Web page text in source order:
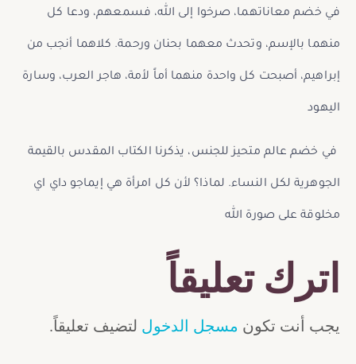
في خضم معاناتهما، صرخوا إلى الله، فسمعهم، ودعا كل
منهما بالإسم، وتحدث معهما بحنان ورحمة. كلاهما أنجب من
إبراهيم، أصبحت كل واحدة منهما أماً لأمة، هاجر العرب، وسارة
اليهود
في خضم عالم متحيز للجنس، يذكرنا الكتاب المقدس بالقيمة
الجوهرية لكل النساء. لماذا؟ لأن كل امرأة هي إيماجو داي اي
مخلوقة على صورة الله
اترك تعليقاً
يجب أنت تكون مسجل الدخوللتضيف تعليقاً.